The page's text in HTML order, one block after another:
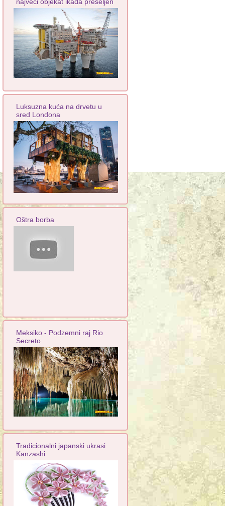
Luksuzna kuća na drvetu u
sred Londona
Oštra borba
Meksiko - Podzemni raj Rio
Secreto
Tradicionalni japanski ukrasi
Kanzashi